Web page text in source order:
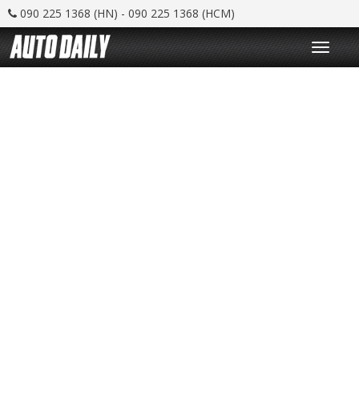
090 225 1368 (HN) - 090 225 1368 (HCM)
T
o
g